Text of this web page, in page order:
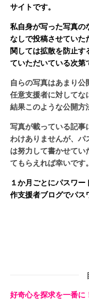
サイトです。
私自身が写った写真の
なしで投稿させていた
関しては拡散を防止す
ていただいている次第
自らの写真はあまり公
任意支援者に対してな
結果このような公開方
写真が載っている記事
わけありませんが、パ
は努力して書かせてい
てもらえれば幸いです。
１か月ごとにパスワー
作支援者ブログでパス
好奇心を探求を一番に